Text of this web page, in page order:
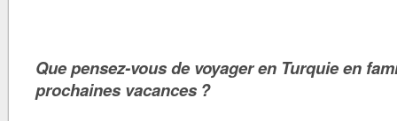
Que pensez-vous de voyager en Turquie en
prochaines vacances ?